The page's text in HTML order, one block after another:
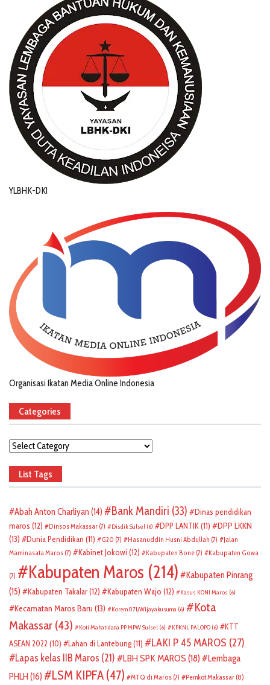
YLBHK-DKI
Organisasi Ikatan Media Online Indonesia
Categories
Categories
List Tags
Abah Anton Charliyan (14) Bank Mandiri (33)
Dinas pendidikan
maros (12) Dinsos Makassar (7) Disdik Sulsel (6) DPP LANTIK(11)
DPP LKKN
(13)
Dunia Pendidikan (11) G20 (7) Hasanuddin Husni Abdullah (7)
Jalan
Maminasata Maros (7) Kabinet Jokowi (12) Kabupaten Bone (7) Kabupaten Gowa
(7) Kabupaten Maros (214)
Kabupaten Pinrang
(15)
Kabupaten Takalar(12) Kabupaten Wajo (12) Kasus KONI Maros (6)
Kecamatan Maros Baru (13) Korem 071/Wijayakusuma (6)
Kota
Makassar (43) Koti Mahatidana PP MPW Sulsel (6) KPKNL PALOPO (6)
KTT
ASEAN 2022 (10) Lahan di Lantebung(11) LAKI P 45 MAROS (27)
Lapas kelas IIB Maros (21) LBH SPK MAROS (18)
Lembaga
PHLH (16) LSM KIPFA (47) MTQ di Maros (7) Pemkot Makassar (8)